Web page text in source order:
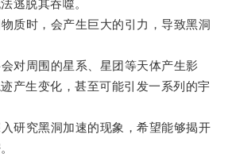
逃脱其吞噬。
时，会产生巨大的引力，导致黑洞
周围的星系、星团等天体产生影
产生变化，甚至可能引发一系列的宇
究黑洞加速的现象，希望能够揭开